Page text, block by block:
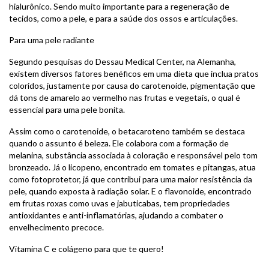
hialurônico. Sendo muito importante para a regeneração de
tecidos, como a pele, e para a saúde dos ossos e articulações.
Para uma pele radiante
Segundo pesquisas do Dessau Medical Center, na Alemanha,
existem diversos fatores benéficos em uma dieta que inclua pratos
coloridos, justamente por causa do carotenoide, pigmentação que
dá tons de amarelo ao vermelho nas frutas e vegetais, o qual é
essencial para uma pele bonita.
Assim como o carotenoide, o betacaroteno também se destaca
quando o assunto é beleza. Ele colabora com a formação de
melanina, substância associada à coloração e responsável pelo tom
bronzeado. Já o licopeno, encontrado em tomates e pitangas, atua
como fotoprotetor, já que contribui para uma maior resistência da
pele, quando exposta à radiação solar. E o flavonoide, encontrado
em frutas roxas como uvas e jabuticabas, tem propriedades
antioxidantes e anti-inflamatórias, ajudando a combater o
envelhecimento precoce.
Vitamina C e colágeno para que te quero!